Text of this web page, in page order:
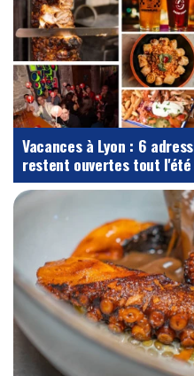
Vacances à Lyon : 6
restent ouvertes tout l'été